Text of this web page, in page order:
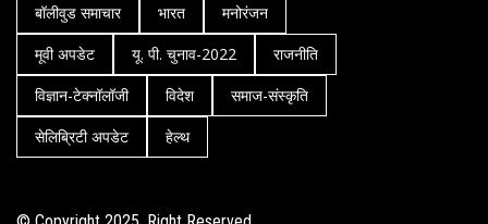
बॉलीवुड समाचार
भारत
मनोरंजन
मूवी अपडेट
यू. पी. चुनाव-2022
राजनीति
विज्ञान-टेक्नॉलॉजी
विदेश
समाज-संस्कृति
सेलिब्रिटी अपडेट
हेल्थ